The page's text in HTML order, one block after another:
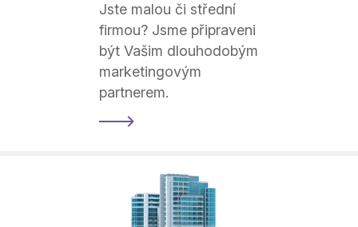
Jste malou či střední
firmou? Jsme připraveni
být Vašim dlouhodobým
marketingovým
partnerem.